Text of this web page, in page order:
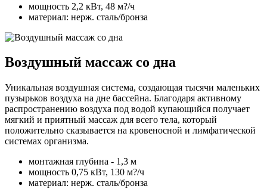
мощность 2,2 кВт, 48 м?/ч
материал: нерж. сталь/бронза
Воздушный массаж со дна
Уникальная воздушная система, создающая тысячи маленьких
пузырьков воздуха на дне бассейна. Благодаря активному
распространению воздуха под водой купающийся получает
мягкий и приятный массаж для всего тела, который
положительно сказывается на кровеносной и лимфатической
системах организма.
монтажная глубина - 1,3 м
мощность 0,75 кВт, 130 м?/ч
материал: нерж. сталь/бронза